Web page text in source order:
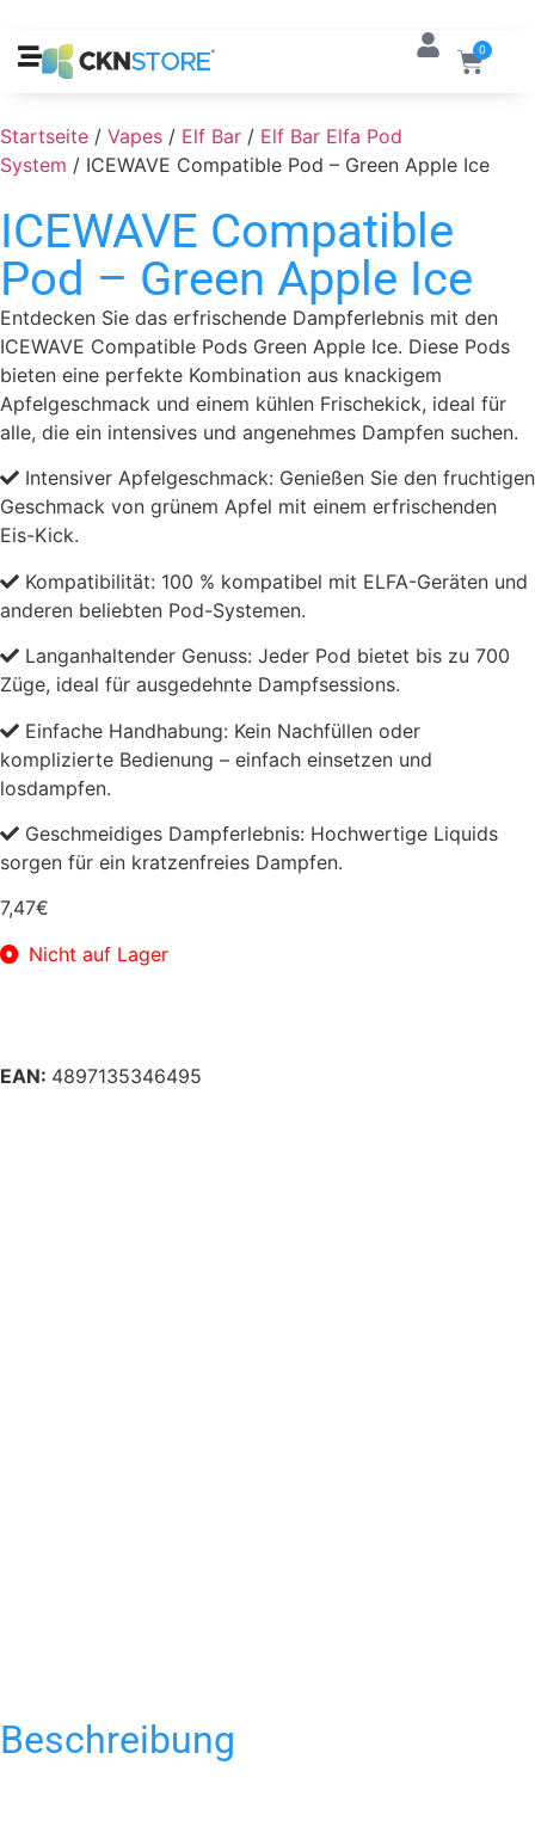
0
Startseite / Vapes / Elf Bar / Elf Bar Elfa Pod
System / ICEWAVE Compatible Pod – Green Apple Ice
ICEWAVE Compatible
Pod – Green Apple Ice
Entdecken Sie das erfrischende Dampferlebnis mit den
ICEWAVE Compatible Pods Green Apple Ice. Diese Pods
bieten eine perfekte Kombination aus knackigem
Apfelgeschmack und einem kühlen Frischekick, ideal für
alle, die ein intensives und angenehmes Dampfen suchen.
Intensiver Apfelgeschmack: Genießen Sie den fruchtigen
Geschmack von grünem Apfel mit einem erfrischenden
Eis-Kick.
Kompatibilität: 100 % kompatibel mit ELFA-Geräten und
anderen beliebten Pod-Systemen.
Langanhaltender Genuss: Jeder Pod bietet bis zu 700
Züge, ideal für ausgedehnte Dampfsessions.
Einfache Handhabung: Kein Nachfüllen oder
komplizierte Bedienung – einfach einsetzen und
losdampfen.
Geschmeidiges Dampferlebnis: Hochwertige Liquids
sorgen für ein kratzenfreies Dampfen.
7,47€
Nicht auf Lager
EAN: 4897135346495
Beschreibung